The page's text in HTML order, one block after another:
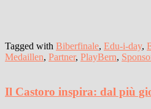
Tagged with Biberfinale, Edu-i-day,
Medaillen, Partner, PlayBern,
Il Castoro inspira: dal più